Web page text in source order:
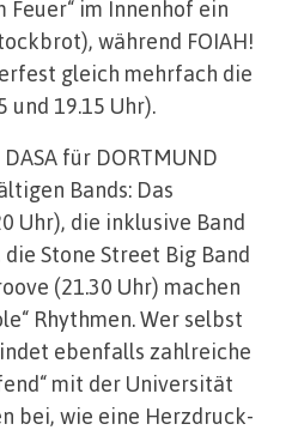
Feuer“ im Innenhof ein
während FOIAH!
gleich mehrfach die
und 19.15 Uhr).
für DORTMUND
Bands: Das
Uhr), die inklusive Band
die Stone Street Big Band
(21.30 Uhr) machen
Rhythmen. Wer selbst
ebenfalls zahlreiche
mit der Universität
bei, wie eine Herzdruck-